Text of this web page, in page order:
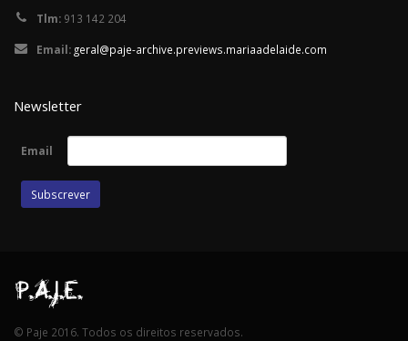
Tlm: 913 142 204
Email: geral@paje-archive.previews.mariaadelaide.com
Newsletter
Email
© Paje 2016. Todos os direitos reservados.